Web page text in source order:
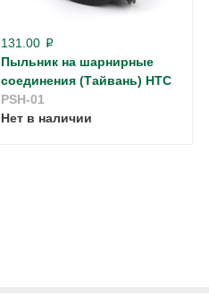
131.00 p
Пыльник на шарнирные
соединения (Тайвань) HTC
PSH-01
Нет в наличии